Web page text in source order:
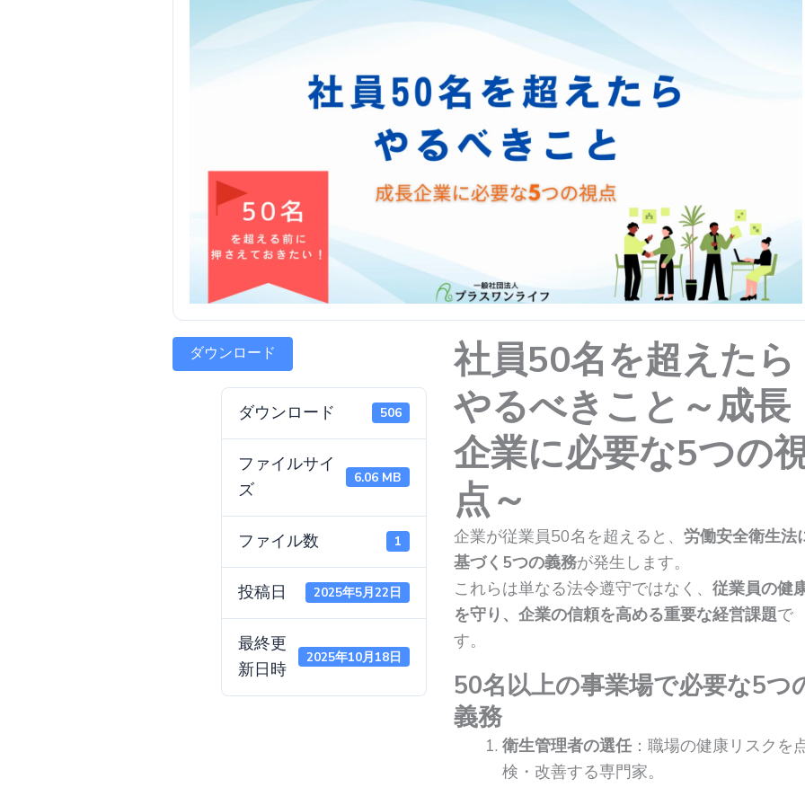
ダウンロード
ダウンロード 506
ファイルサイ
ズ
6.06 MB
ファイル数 1
投稿日 2025年5月22日
最終更
新日時
2025年10月18日
社員50名を超えたら
やるべきこと～成長
企業に必要な5つの
点～
企業が従業員50名を超えると、 労働安全衛生法
基づく5つの義務が発生します。
これらは単なる法令遵守ではなく、 従業員の健
を守り、企業の信頼を高める重要な経営課題で
す。
50名以上の事業場で必要な5つ
義務
衛生管理者の選任：職場の健康リスクを
検・改善する専門家。